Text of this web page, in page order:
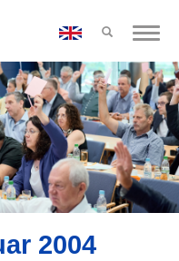
Toggle
2004